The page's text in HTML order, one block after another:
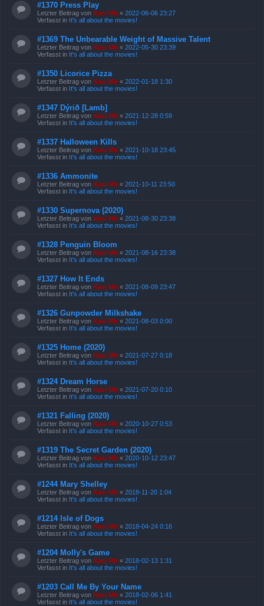
#1370 Press Play
Letzter Beitrag von Kasi Mir « 2022-06-06 23:27
Verfasst in It's all about the movies!
#1369 The Unbearable Weight of Massive Talent
Letzter Beitrag von Kasi Mir « 2022-05-30 23:39
Verfasst in It's all about the movies!
#1350 Licorice Pizza
Letzter Beitrag von Kasi Mir « 2022-01-18 1:30
Verfasst in It's all about the movies!
#1347 Dýrið [Lamb]
Letzter Beitrag von Kasi Mir « 2021-12-28 0:59
Verfasst in It's all about the movies!
#1337 Halloween Kills
Letzter Beitrag von Kasi Mir « 2021-10-18 23:45
Verfasst in It's all about the movies!
#1336 Ammonite
Letzter Beitrag von Kasi Mir « 2021-10-11 23:50
Verfasst in It's all about the movies!
#1330 Supernova (2020)
Letzter Beitrag von Kasi Mir « 2021-08-30 23:38
Verfasst in It's all about the movies!
#1328 Penguin Bloom
Letzter Beitrag von Kasi Mir « 2021-08-16 23:38
Verfasst in It's all about the movies!
#1327 How It Ends
Letzter Beitrag von Kasi Mir « 2021-08-09 23:47
Verfasst in It's all about the movies!
#1326 Gunpowder Milkshake
Letzter Beitrag von Kasi Mir « 2021-08-03 0:00
Verfasst in It's all about the movies!
#1325 Home (2020)
Letzter Beitrag von Kasi Mir « 2021-07-27 0:18
Verfasst in It's all about the movies!
#1324 Dream Horse
Letzter Beitrag von Kasi Mir « 2021-07-20 0:10
Verfasst in It's all about the movies!
#1321 Falling (2020)
Letzter Beitrag von Kasi Mir « 2020-10-27 0:53
Verfasst in It's all about the movies!
#1319 The Secret Garden (2020)
Letzter Beitrag von Kasi Mir « 2020-10-12 23:47
Verfasst in It's all about the movies!
#1244 Mary Shelley
Letzter Beitrag von Kasi Mir « 2018-11-20 1:04
Verfasst in It's all about the movies!
#1214 Isle of Dogs
Letzter Beitrag von Kasi Mir « 2018-04-24 0:16
Verfasst in It's all about the movies!
#1204 Molly's Game
Letzter Beitrag von Kasi Mir « 2018-02-13 1:31
Verfasst in It's all about the movies!
#1203 Call Me By Your Name
Letzter Beitrag von Kasi Mir « 2018-02-06 1:41
Verfasst in It's all about the movies!